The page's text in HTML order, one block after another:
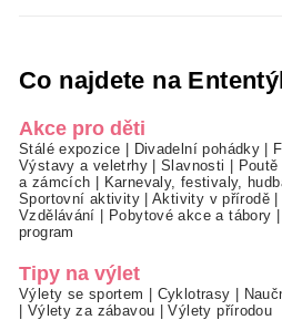
Co najdete na
Akce pro děti
Stálé expozice Divadelní pohádky
Výstavy a veletrhy|Slavnosti
a zámcích
Karnevaly, festivaly,
Sportovní aktivity|Aktivity v přírodě
Vzdělávání
Pobytové akce a tábory
program
Tipy na výlet
Výlety se sportem Cyklotrasy
Výlety za zábavou |Výlety přírodou